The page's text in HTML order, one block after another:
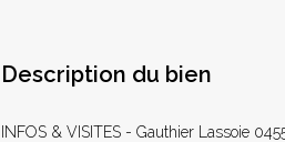
Description du bien
INFOS & VISITES - Gauthier Lassoie